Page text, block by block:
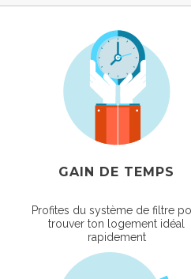
GAIN DE TEMPS
Profites du système de filtre
trouver ton logement idéal
rapidement